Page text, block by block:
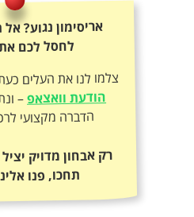
אריסימון נגוע?
לחסל לכם
צלמו לנו את העלים
הודעת וואצאפ–
הדברה מקצועי
רק אבחון מדויק
תחכו, פנו